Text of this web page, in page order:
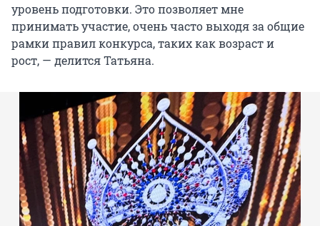
уровень подготовки. Это позволяет мне
принимать участие, очень часто выходя за общие
рамки правил конкурса, таких как возраст и
рост, — делится Татьяна.